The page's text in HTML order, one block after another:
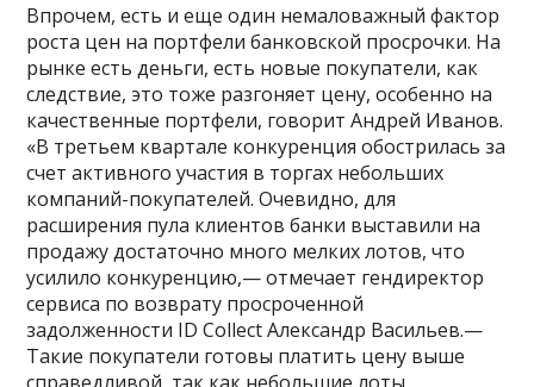
Впрочем, есть и еще один немаловажный фактор
роста цен на портфели банковской просрочки. На
рынке есть деньги, есть новые покупатели, как
следствие, это тоже разгоняет цену, особенно на
качественные портфели, говорит Андрей Иванов.
«В третьем квартале конкуренция обострилась за
счет активного участия в торгах небольших
компаний-покупателей. Очевидно, для
расширения пула клиентов банки выставили на
продажу достаточно много мелких лотов, что
усилило конкуренцию,— отмечает гендиректор
сервиса по возврату просроченной
задолженности ID Collect Александр Васильев.—
Такие покупатели готовы платить цену выше